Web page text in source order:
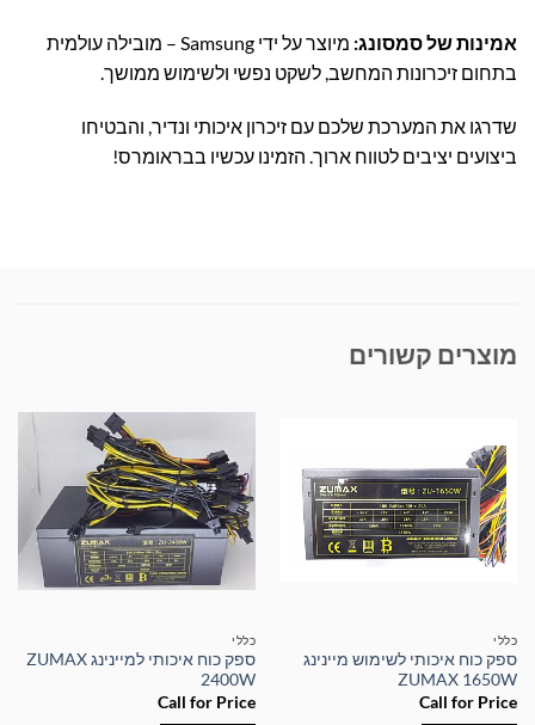
אמינות של סמסונג:
מיוצר על ידי Samsung – מובילה עולמית
בתחום זיכרונות המחשב, לשקט נפשי ולשימוש ממושך.
שדרגו את המערכת שלכם עם זיכרון איכותי ונדיר, והבטיחו
ביצועים יציבים לטווח ארוך. הזמינו עכשיו בבראומרס!
מוצרים קשורים
כללי
ספק כוח איכותי לשימוש מיינינג
ZUMAX 1650W
Call for Price
כללי
ספק כוח איכותי למיינינג ZUMAX
2400W
Call for Price